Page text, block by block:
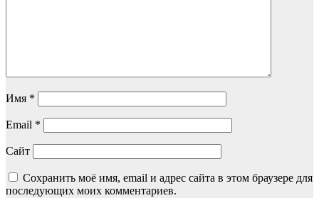
Имя *
Email *
Сайт
Сохранить моё имя, email и адрес сайта в этом браузере для
последующих моих комментариев.